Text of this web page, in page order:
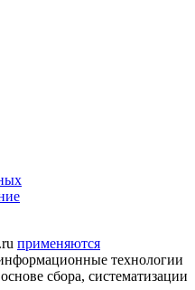
применяются
технологии
сбора, систематизации